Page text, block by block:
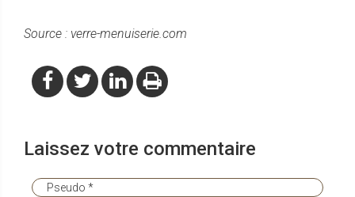
Source : verre-menuiserie.com
Laissez votre commentaire